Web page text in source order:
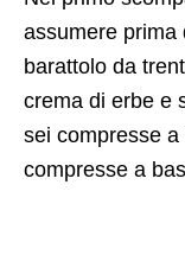
assumere prima
barattolo da
crema di erbe e
sei compresse
compresse a